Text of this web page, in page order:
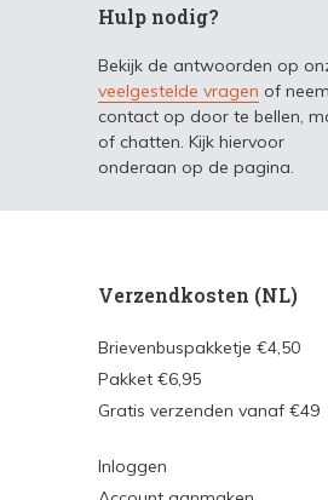
Hulp nodig?
Bekijk de antwoorden op
veelgestelde vragen of neem
contact op door te bellen,
of chatten. Kijk hiervoor
onderaan op de pagina.
Verzendkosten (NL)
Brievenbuspakketje €4,50
Pakket €6,95
Gratis verzenden vanaf €49
Inloggen